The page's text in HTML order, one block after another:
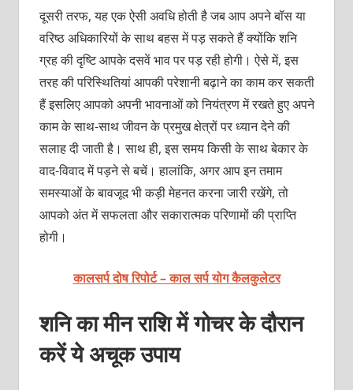
दूसरी तरफ, यह एक ऐसी अवधि होती है जब आप अपने बॉस या
वरिष्ठ अधिकारियों के साथ बहस में पड़ सकते हैं क्योंकि शनि
ग्रह की दृष्टि आपके दसवें भाव पर पड़ रही होगी। ऐसे में, इस
तरह की परिस्थितियां आपकी परेशानी बढ़ाने का काम कर सकती
हैं इसलिए आपको अपनी भावनाओं को नियंत्रण में रखते हुए अपने
काम के साथ-साथ जीवन के प्रमुख क्षेत्रों पर ध्यान देने की
सलाह दी जाती है। साथ ही, इस समय किसी के साथ बेकार के
वाद-विवाद में पड़ने से बचें। हालांकि, अगर आप इन तमाम
समस्याओं के बावजूद भी कड़ी मेहनत करना जारी रखेंगे, तो
आपको अंत में सफलता और सकारात्मक परिणामों की प्राप्ति
होगी।
कालसर्प दोष रिपोर्ट – काल सर्प योग कैलकुलेटर
शनि का मीन राशि में गोचर के दौरान
करें ये अचूक उपाय